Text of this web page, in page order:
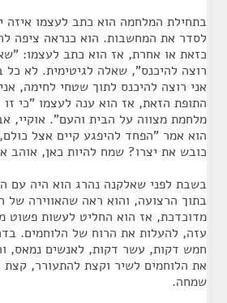
בתחילת המלחמה הוא כתב לעצמו איזה
לסדר את המחשבות. הוא כנראה ציפה
כזאת או אחרת, אז הוא כתב לעצמו:
רוצה להיכנס", שאלה לגיטימית. לא כל
אני רוצה להיכנס לתוך שטחי לחימה,
התופת הזאת, אז הוא ענה לעצמו "כי זו
מלחמת מצווה על הבית והעם". אוקיי,
הוא אמר "הפחד להיפגע קיים אצל
כובש את יצרו? שמח להיות כאן, אוהב
בתוך הרצועה, והוא ראה שהאווירה של
מדוכדכת, אז הוא החליט לעשות פשוט
עזה, להעלות את הרוח של הלוחמים.
חמש דקות, עשר דקות, לאנשים נמאס,
את הלוחמים לשיר וקצת להתעורר, קצת
שמחה.